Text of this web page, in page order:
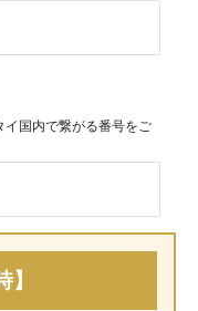
イ国内で繋がる番号をご
】